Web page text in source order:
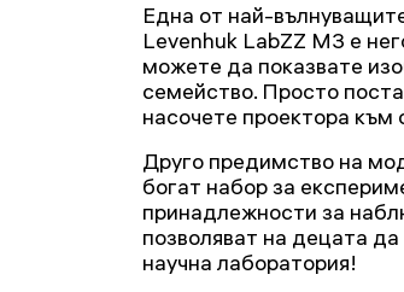
Една от най-
Levenhuk LabZZ M3 е
можете да показвате
семейство. Просто
насочете проектора към
Друго предимство на
богат набор за
принадлежности за
позволяват на децата
научна лаборатория!